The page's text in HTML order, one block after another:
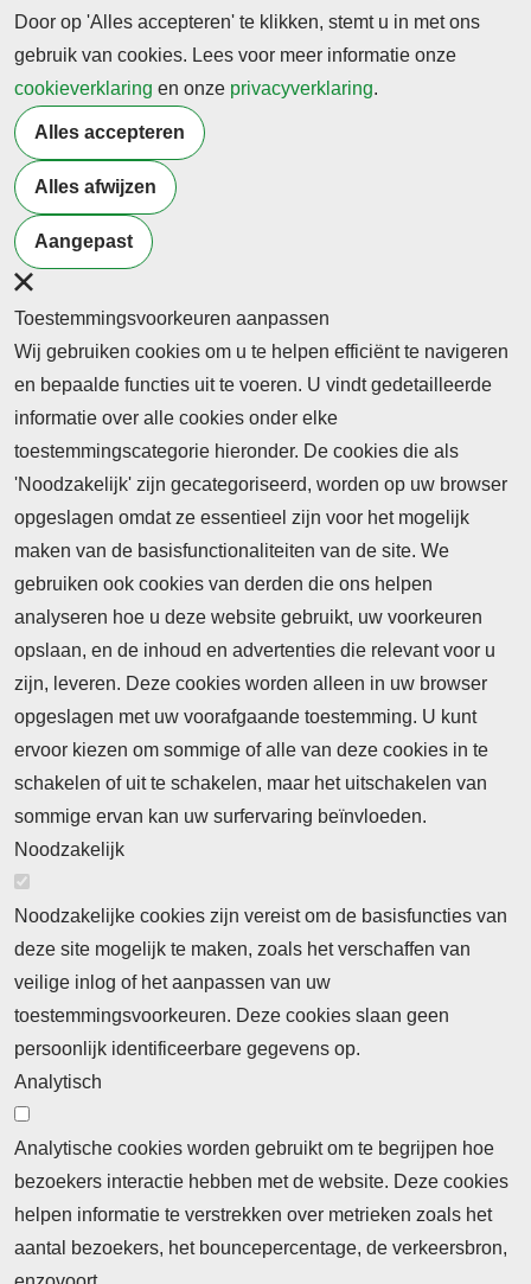
Terug naar nieuwsoverzicht
Meer artikelen van
Onderwijs Management
Door op 'Alles accepteren' te klikken, stemt u in met ons
gebruik van cookies. Lees voor meer informatie onze
cookieverklaring en onze privacyverklaring.
Alles accepteren
Alles afwijzen
Aangepast
Toestemmingsvoorkeuren aanpassen
Wij gebruiken cookies om u te helpen efficiënt te navigeren
en bepaalde functies uit te voeren. U vindt gedetailleerde
informatie over alle cookies onder elke
toestemmingscategorie hieronder. De cookies die als
'Noodzakelijk' zijn gecategoriseerd, worden op uw browser
opgeslagen omdat ze essentieel zijn voor het mogelijk
maken van de basisfunctionaliteiten van de site. We
gebruiken ook cookies van derden die ons helpen
analyseren hoe u deze website gebruikt, uw voorkeuren
opslaan, en de inhoud en advertenties die relevant voor u
zijn, leveren. Deze cookies worden alleen in uw browser
opgeslagen met uw voorafgaande toestemming. U kunt
ervoor kiezen om sommige of alle van deze cookies in te
schakelen of uit te schakelen, maar het uitschakelen van
sommige ervan kan uw surfervaring beïnvloeden.
Noodzakelijk
Noodzakelijke cookies zijn vereist om de basisfuncties van
deze site mogelijk te maken, zoals het verschaffen van
veilige inlog of het aanpassen van uw
toestemmingsvoorkeuren. Deze cookies slaan geen
persoonlijk identificeerbare gegevens op.
Analytisch
Analytische cookies worden gebruikt om te begrijpen hoe
bezoekers interactie hebben met de website. Deze cookies
helpen informatie te verstrekken over metrieken zoals het
aantal bezoekers, het bouncepercentage, de verkeersbron,
Nieuws
Neem contact op
Algemene Leveringsvoorwaarden
Cookieverklaring
Privacyverklaring
Abonnementinformatie Inlogprocedure
Nieuws
Laatste nieuws
Meld u aan voor onze nieuwsbrief
Ontvang 2 keer per maand de nieuwsbrief met
persberichten, actualiteiten, nieuws en personalia uit het
beroepsonderwijs.